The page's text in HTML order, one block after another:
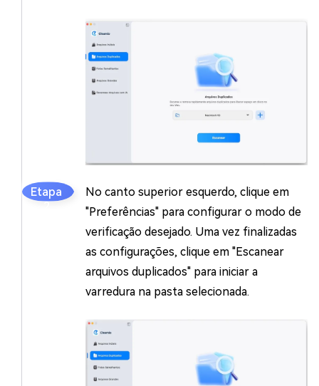
No canto superior esquerdo, clique em
"Preferências" para configurar o modo de
verificação desejado. Uma vez finalizadas
as configurações, clique em "Escanear
arquivos duplicados" para iniciar a
varredura na pasta selecionada.